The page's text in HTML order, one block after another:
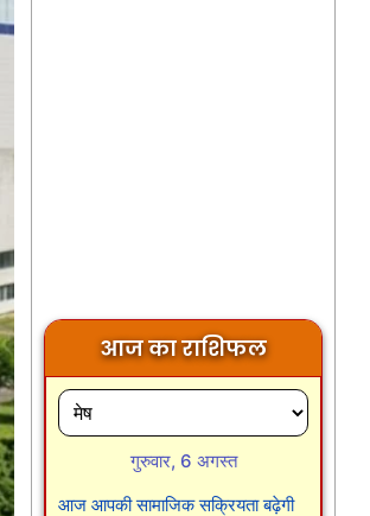
आज का राशिफल
गुरुवार, 6 अगस्त
आज आपकी सामाजिक सक्रियता बढ़ेगी